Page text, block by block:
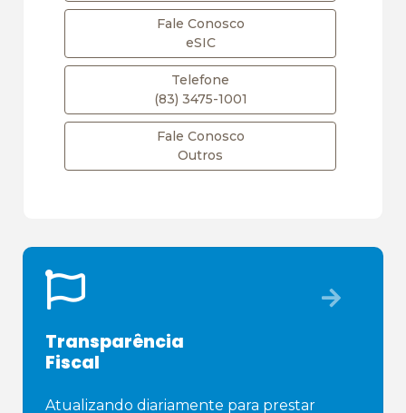
Fale Conosco
eSIC
Telefone
(83) 3475-1001
Fale Conosco
Outros
Transparência
Fiscal
Atualizando diariamente para prestar